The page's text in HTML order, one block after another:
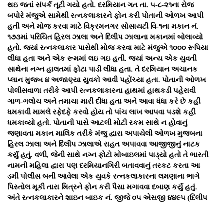
થઇ જતાં સંપર્ક તૂટી ગયો હતો. દરમિયાન ગત તા. ૫-૮-૨૧ના રોજ
બપોરે મંજુએ સામેથી રત્નકલાકારને ફોન કરી પોતાની ઓળખ આપી
હતી અને મોજ કરવા માટે વિક્રમનગર સોસાયટી વિ-૧ના મકાન નં.
૧૭૩માં પરિચિત હિરલ ઝાલા અને દિલીપ ઝાલાના મકાનમાં બોલાવ્યો
હતો. જ્યાં રત્નકલાકાર પાસેથી મોજ કરવા માટે મંજુએ ૧૦૦૦ રૂપિયા
લીધા હતા અને એક રૂમમાં લઇ ગઇ હતી. જ્યાં અન્ય એક યુવતી
સાથેના નગ્ન હાલતમાં ફોટા પાડી લીધા હતા. તે દરમિયાન અચાનક
પ્લાન મુજબ ૪ અજાણ્યા યુવકો આવી પહોંચ્યા હતા. પોતાની ઓળખ
પોલીસવાળા તરીકે આપી રત્નકલાકારના હાથમાં હાથકડી પહેરાવી
ગાળ-ગલોચ અને તમાચા મારી દીધા હતા અને આવા ધંધા કરે છે કહી
ધમકાવી મામલે રફેદફે કરવો હોય તો પાંચ લાખ આપવા પડશે કહી
ધમકાવ્યો હતો. પોતાની પાસે આટલી મોટી રકમ સાથે ન હોવાનું
જણાવતા મકાન માલિક તરીકે મંજુ દ્વારા અપાયેલી ઓળખ મુજબના
હિરલ ઝાલા અને દિલીપ ઝાલાએ રાહત અપાવવા આજીજીનું નાટક
કર્યુ હતું. વળી, જેની સાથે નગ્ન ફોટો મોબાઇલમાં પાડ્યો હતો તે ભારતી
નામની મહિલા દ્વારા પણ દરમિયાનગિરી બતાવવાનું તરકટ કરતા આ
ડમી પોલીસ બની આવેલા એક યુવકે રત્નકલાકારના લમણાના ભાગે
પિસ્તોલ મૂકી તારા મિત્રને ફોન કરી પૈસા મગાવવા દબાણ કર્યુ હતું.
અંતે રત્નકલાકારને શાઇન બાઇક નં. જીજે ૦૫ એસજી ૪૪૯૫ (દિલીપ